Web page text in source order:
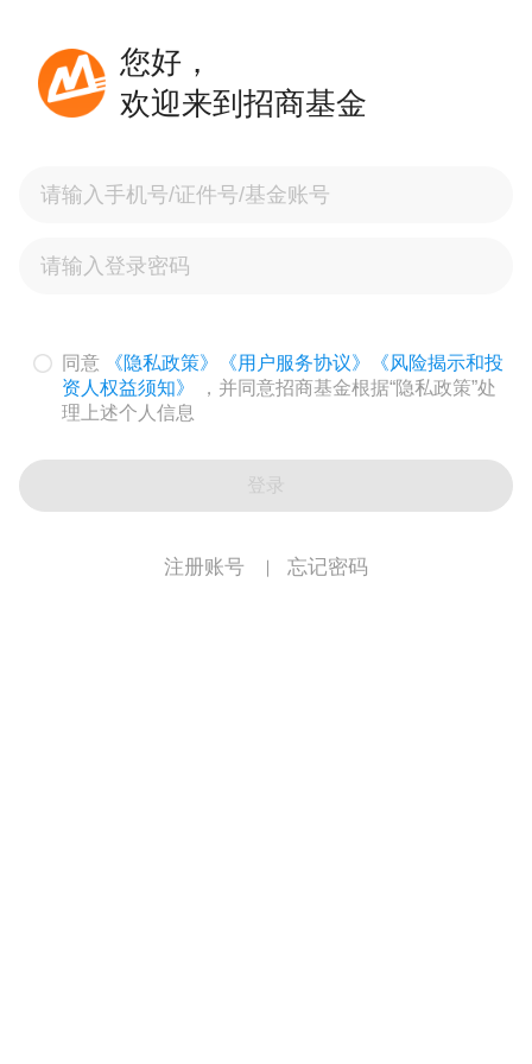
您好，
欢迎来到招商基金
同意 《隐私政策》 《用户服务协议》
《风险揭示和投
资人权益须知》
，并同意招商基金根据“隐私政策”处
理上述个人信息
登录
注册账号 忘记密码